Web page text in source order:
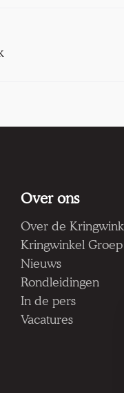
Over ons
Over de
Kringwinkel Groep
Nieuws
Rondleidingen
In de pers
Vacatures